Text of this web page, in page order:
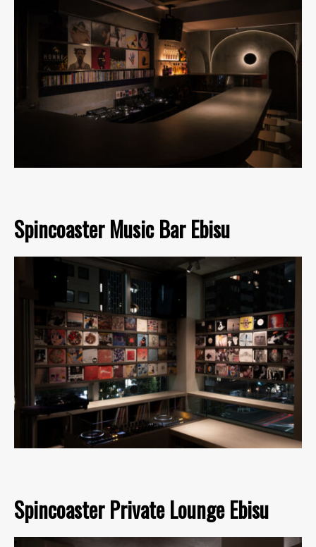
Spincoaster Music Bar Ebisu
Spincoaster Private Lounge Ebisu